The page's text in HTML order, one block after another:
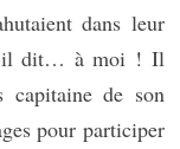
dans leur
il dit… à moi ! Il
capitaine de son
pour participer